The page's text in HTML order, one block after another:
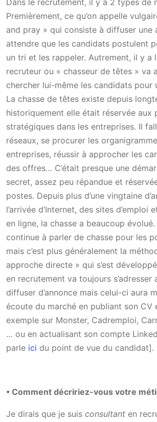
Dans le recrutement, il y a 2 types de
Premièrement, ce qu’on appelle
and pray » qui consiste à diffuser une
attendre que les candidats postulent
un tri et les rappeler. Autrement, il y a
recruteur ou « chasseur de têtes » va
chercher lui-même les candidats pour
La chasse de têtes existe depuis
historiquement elle était réservée aux
stratégiques dans les entreprises. Il
réseaux, se procurer les
entreprises, réussir à approcher les
des offres… C’était presque une
secret, assez peu répandue et
postes. Depuis plus d’une vingtaine
l’arrivée d’Internet, des sites d’emploi
en ligne, la chasse a beaucoup évolué.
continue à parler de chasse pour les
mais c’est plus généralement la
approche directe » qui s’est
en recrutement va toujours s’adresser
diffuser d’annonce mais celui-ci aura
écoute du marché en publiant son CV
exemple sur Monster, Cadremploi,
… ou en actualisant son compte
parle ici du point de vue du candidat].
• Comment décririez-vous votre
Je dirais que je suis consultant en